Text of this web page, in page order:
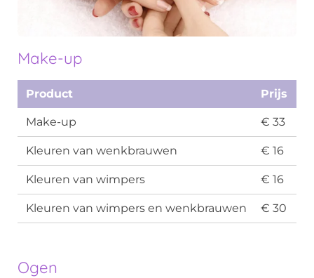
Make-up
Product Prijs
Make-up € 33
Kleuren van wenkbrauwen € 16
Kleuren van wimpers € 16
Kleuren van wimpers en wenkbrauwen € 30
Ogen